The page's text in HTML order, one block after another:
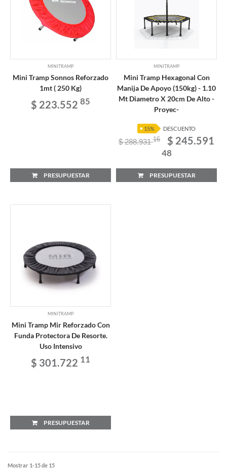
MINITRAMP
Mini Tramp Sonnos Reforzado
1mt ( 250 Kg)
$ 223.552 85
PRESUPUESTAR
MINITRAMP
Mini Tramp Hexagonal Con
Manija De Apoyo (150kg) - 1.10
Mt Diametro X 20cm De Alto -
Proyec-
15% DESCUENTO
$ 288.93116 $ 245.591
48
PRESUPUESTAR
MINITRAMP
Mini Tramp Mir Reforzado Con
Funda Protectora De Resorte.
Uso Intensivo
$ 301.722 11
PRESUPUESTAR
Mostrar 1-15 de 15